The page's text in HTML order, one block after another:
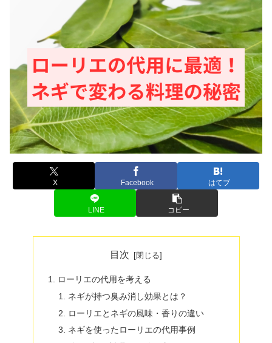
X Facebook はてブ
LINE コピー
目次
ローリエの代用を考える
ネギが持つ臭み消し効果とは？
ローリエとネギの風味・香りの違い
ネギを使ったローリエの代用事例